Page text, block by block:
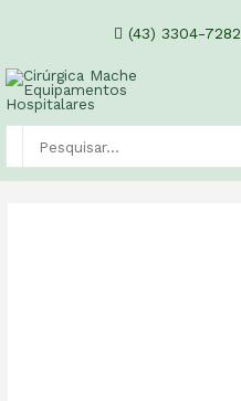
(43) 3304-7282